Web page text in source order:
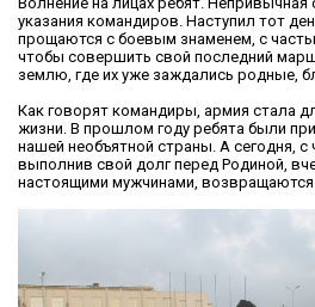
указания командиров. Наступил тот
прощаются с боевым знаменем, с
чтобы совершить свой последний
землю, где их уже заждались родные,
Как говорят командиры, армия стала
жизни. В прошлом году ребята были
нашей необъятной страны. А сегодня,
выполнив свой долг перед Родиной,
настоящими мужчинами, возвращаются